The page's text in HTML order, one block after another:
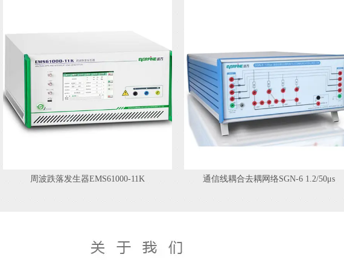
周波跌落发生器EMS61000-11K 通信线耦合去耦网络SGN-6 1.2/50μs